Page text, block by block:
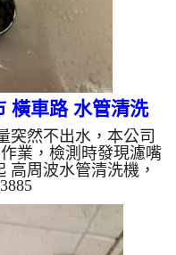
橫車路 水管清洗
突然不出水，本公司
業，檢測時發現濾嘴
高周波水管清洗機，
了約15分，開啟 水管
開始洗管就噴出泥
帶一樣，如下圖及影
塔產生光學作用長滿